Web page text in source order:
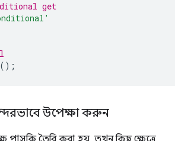
get
();
উপেক্ষা করুন